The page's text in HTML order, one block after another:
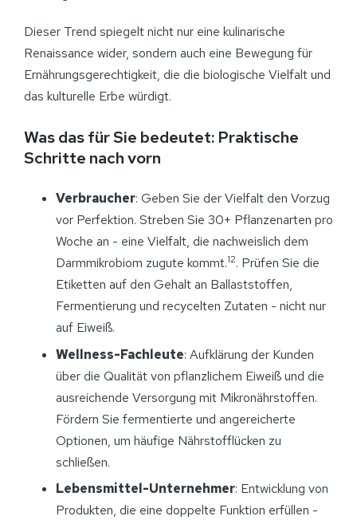
Dieser Trend spiegelt nicht nur eine kulinarische
Renaissance wider, sondern auch eine Bewegung für
Ernährungsgerechtigkeit, die die biologische Vielfalt und
das kulturelle Erbe würdigt.
Was das für Sie bedeutet: Praktische
Schritte nach vorn
Verbraucher: Geben Sie der Vielfalt den Vorzug
vor Perfektion. Streben Sie 30+ Pflanzenarten pro
Woche an - eine Vielfalt, die nachweislich dem
Darmmikrobiom zugute kommt.12. Prüfen Sie die
Etiketten auf den Gehalt an Ballaststoffen,
Fermentierung und recycelten Zutaten - nicht nur
auf Eiweiß.
Wellness-Fachleute: Aufklärung der Kunden
über die Qualität von pflanzlichem Eiweiß und die
ausreichende Versorgung mit Mikronährstoffen.
Fördern Sie fermentierte und angereicherte
Optionen, um häufige Nährstofflücken zu
schließen.
Lebensmittel-Unternehmer: Entwicklung von
Produkten, die eine doppelte Funktion erfüllen -